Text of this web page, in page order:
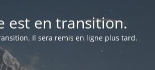
est en transition.
Il sera remis en ligne plus tard.